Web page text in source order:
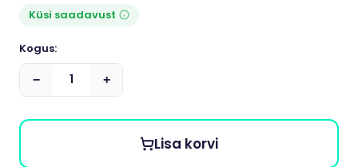
Küsi saadavust
Kogus:
− +
Lisa korvi